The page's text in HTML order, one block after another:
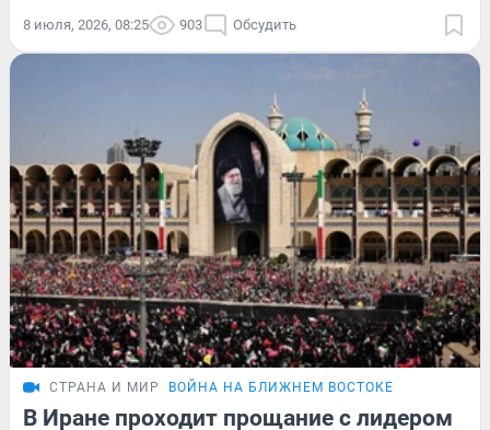
8 июля, 2026, 08:25 903 Обсудить
СТРАНА И МИР ВОЙНА НА БЛИЖНЕМ ВОСТОКЕ
В Иране проходит прощание с лидером